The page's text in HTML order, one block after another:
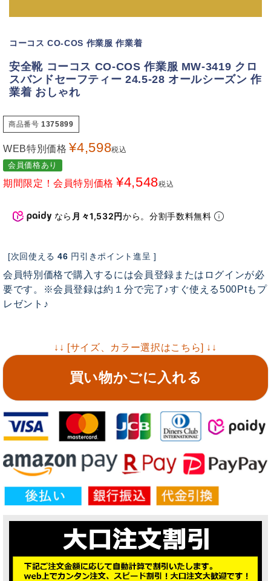
コーコス CO-COS 作業服 作業着
安全靴 コーコス CO-COS 作業服 MW-3419 クロ
スバンドセーフティー 24.5-28 オールシーズン 作
業着 おしゃれ
商品番号 1375899
WEB特別価格 ¥4,598税込
会員価格あり
期間限定！会員特別価格 ¥4,548税込
なら 月々1,532円から。分割手数料無料
[次回使える 46 円引きポイント進呈 ]
会員特別価格で購入するには会員登録またはログインが必
要です。※会員登録は約１分で完了♪すぐ使える500Ptもプ
レゼント♪
↓↓ [サイズ、カラー選択はこちら] ↓↓
買い物かごに入れる